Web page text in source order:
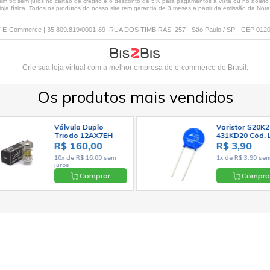
física. Todos os produtos do nosso site tem garantia de 3 meses a partir da emissão da Nota
E-Commerce | 35.809.819/0001-89 |RUA DOS TIMBIRAS, 257 - São Paulo / SP - CEP
Crie sua loja virtual com a melhor empresa de e-commerce do Brasil.
Os produtos mais vendidos
Válvula Duplo
Triodo 12AX7EH
ECC83 7025 -
Electro-Harmonix
R$ 160,00
10x de R$ 16,00 sem
juros
Comprar
Varistor
431KD20 Cód.
1371
R$ 3,90
1x de R$ 3,90